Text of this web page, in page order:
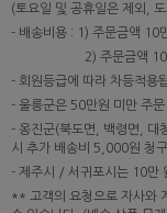
(토요일 및 공휴일은 제외,
- 배송비용 : 1) 주문금액 10
2) 주문금액
- 회원등급에 따라 차등적용
- 울릉군은 50만원 미만 주
- 옹진군(북도면, 백령면, 대
시 추가 배송비 5,000원 청구
- 제주시 / 서귀포시는 10만
** 고객의 요청으로 자사와